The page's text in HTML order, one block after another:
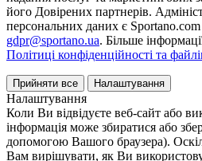
його Довірених партнерів.
персональних даних є
gdpr@sportano.ua. Більше
Політиці конфіденційності та
Прийняти все Налаштування
Налаштування
Коли Ви відвідуєте веб-сайт або
інформація може збиратися або
допомогою Вашого браузера).
Вам вирішувати, як Ви